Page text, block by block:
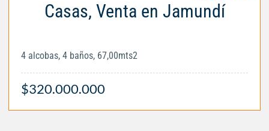
Casas, Venta en Jamundí
4 alcobas, 4 baños, 67,00mts2
$320.000.000